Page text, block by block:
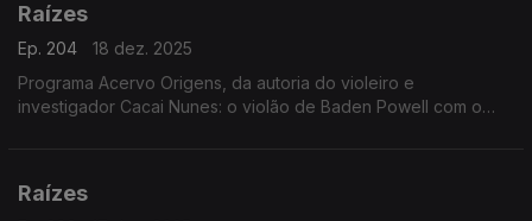
Raízes
Ep. 204
18 dez. 2025
Programa Acervo Origens, da autoria do violeiro e
investigador Cacai Nunes: o violão de Baden Powell com o
Raízes